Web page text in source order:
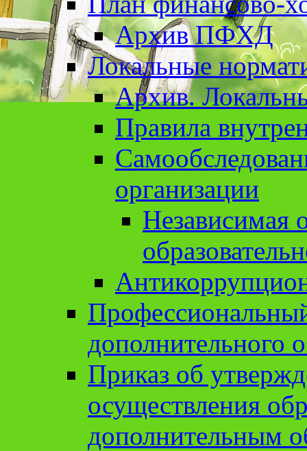
Архив ПФХД
Локальные
Архив.
Правила
организации
Независимая
дополнительного
Приказ об
осуществления
дополнительным